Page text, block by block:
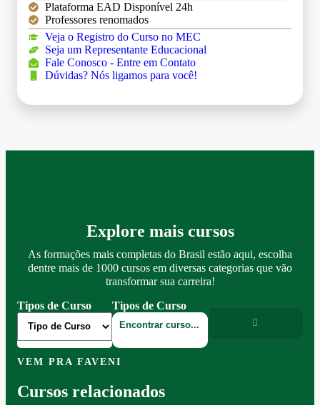
Plataforma EAD Disponível 24h
Professores renomados
Veja o Registro do Curso no MEC
Seja um Representante Educacional
Fale Conosco - Entre em Contato
Dúvidas? Nós ligamos para você!
Explore mais cursos
As formações mais completas do Brasil estão aqui, escolha
dentre mais de 1000 cursos em diversas categorias que vão
transformar sua carreira!
Tipos de Curso
Tipos de Curso
VEM PRA FAVENI
Cursos relacionados